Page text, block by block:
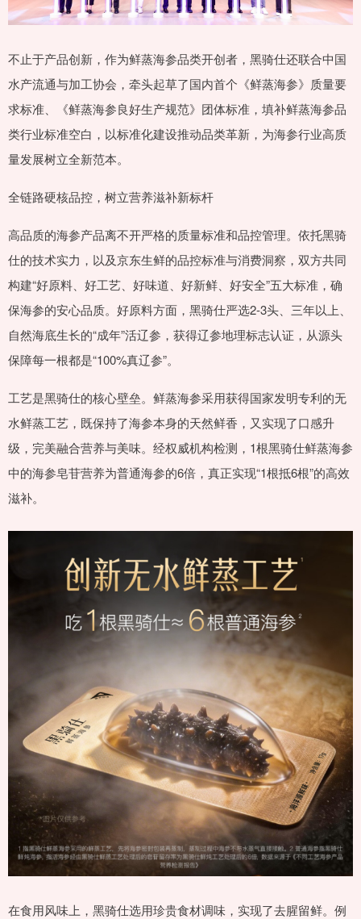
不止于产品创新，作为鲜蒸海参品类开创者，黑骑仕还联合中国
水产流通与加工协会，牵头起草了国内首个《鲜蒸海参》质量要
求标准、《鲜蒸海参良好生产规范》团体标准，填补鲜蒸海参品
类行业标准空白，以标准化建设推动品类革新，为海参行业高质
量发展树立全新范本。
全链路硬核品控，树立营养滋补新标杆
高品质的海参产品离不开严格的质量标准和品控管理。依托黑骑
仕的技术实力，以及京东生鲜的品控标准与消费洞察，双方共同
构建“好原料、好工艺、好味道、好新鲜、好安全”五大标准，确
保海参的安心品质。好原料方面，黑骑仕严选2-3头、三年以上、
自然海底生长的“成年”活辽参，获得辽参地理标志认证，从源头
保障每一根都是“100%真辽参”。
工艺是黑骑仕的核心壁垒。鲜蒸海参采用获得国家发明专利的无
水鲜蒸工艺，既保持了海参本身的天然鲜香，又实现了口感升
级，完美融合营养与美味。经权威机构检测，1根黑骑仕鲜蒸海参
中的海参皂苷营养为普通海参的6倍，真正实现“1根抵6根”的高效
滋补。
在食用风味上，黑骑仕选用珍贵食材调味，实现了去腥留鲜。例